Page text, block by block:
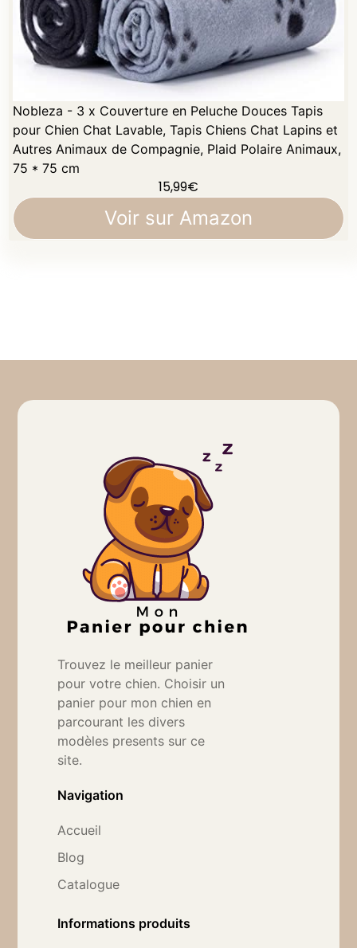
Nobleza - 3 x Couverture en Peluche Douces Tapis
pour Chien Chat Lavable, Tapis Chiens Chat Lapins et
Autres Animaux de Compagnie, Plaid Polaire Animaux,
75 * 75 cm
15,99€
Voir sur Amazon
Trouvez le meilleur panier
pour votre chien. Choisir un
panier pour mon chien en
parcourant les divers
modèles presents sur ce
site.
Navigation
Accueil
Blog
Catalogue
Informations produits